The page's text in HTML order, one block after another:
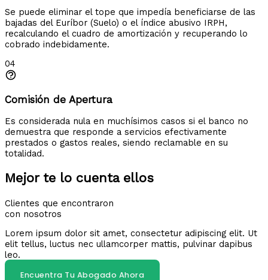
Se puede eliminar el tope que impedía beneficiarse de las
bajadas del Euríbor (Suelo) o el índice abusivo IRPH,
recalculando el cuadro de amortización y recuperando lo
cobrado indebidamente.
04
Comisión de Apertura
Es considerada nula en muchísimos casos si el banco no
demuestra que responde a servicios efectivamente
prestados o gastos reales, siendo reclamable en su
totalidad.
Mejor te lo cuenta ellos
Clientes que encontraron
con nosotros
Lorem ipsum dolor sit amet, consectetur adipiscing elit. Ut
elit tellus, luctus nec ullamcorper mattis, pulvinar dapibus
leo.
Encuentra Tu Abogado Ahora